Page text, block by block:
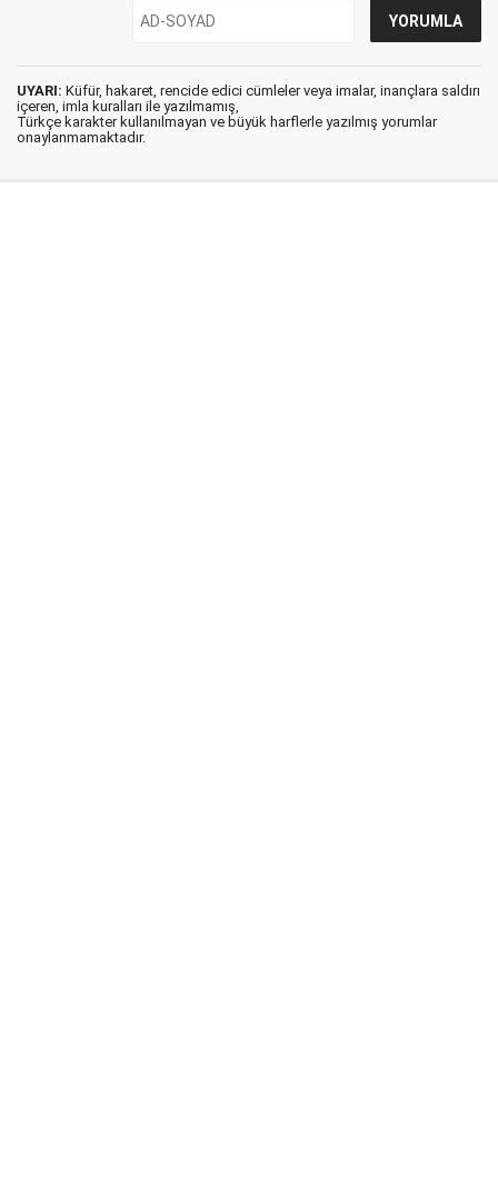
UYARI: Küfür, hakaret, rencide edici cümleler veya imalar, inançlara saldırı
içeren, imla kuralları ile yazılmamış,
Türkçe karakter kullanılmayan ve büyük harflerle yazılmış yorumlar
onaylanmamaktadır.